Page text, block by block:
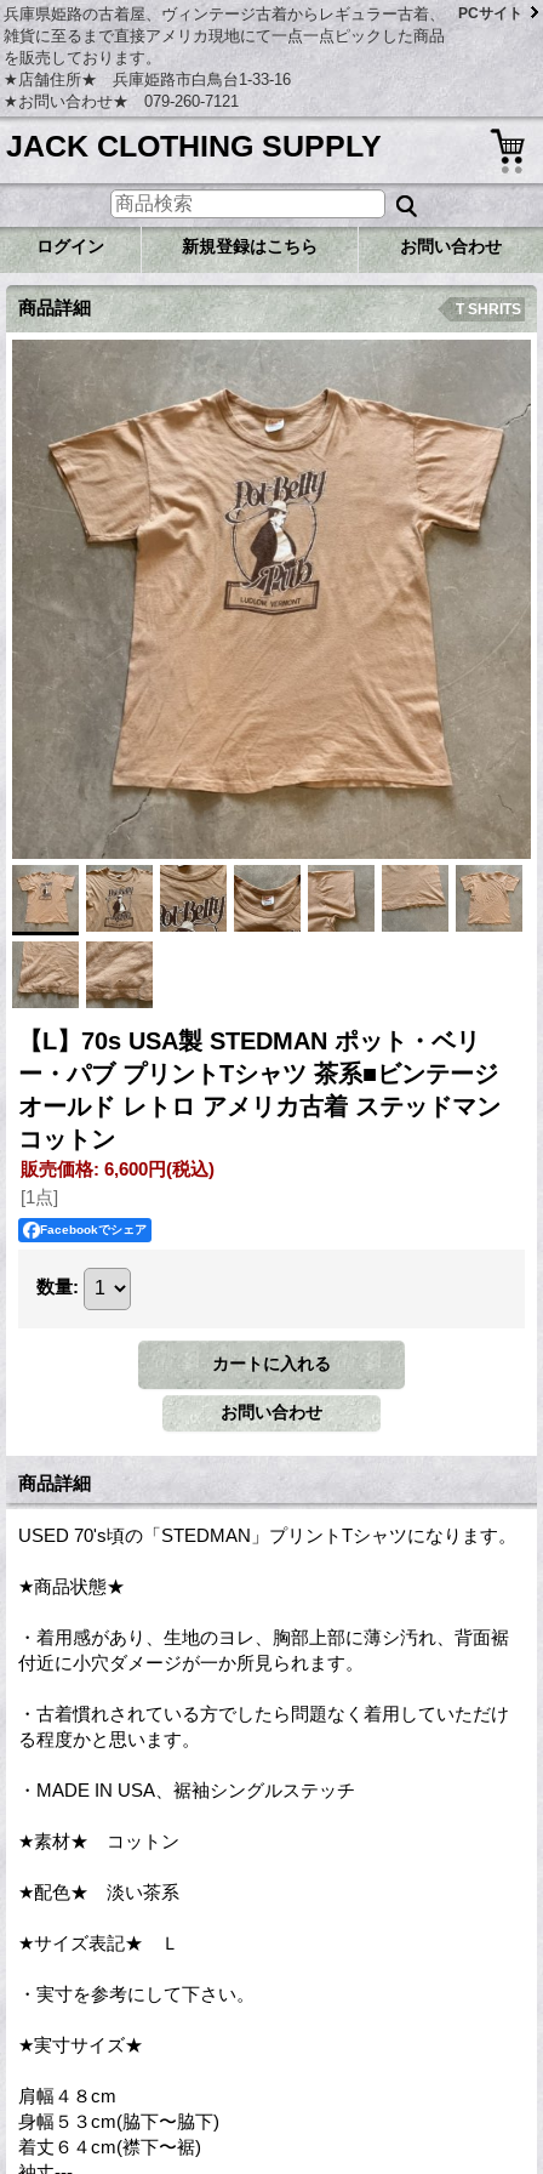
兵庫県姫路の古着屋、ヴィンテージ古着からレギュラー古着、
雑貨に至るまで直接アメリカ現地にて一点一点ピックした商品
を販売しております。
★店舗住所★ 兵庫姫路市白鳥台1-33-16
★お問い合わせ★ 079-260-7121
PCサイト
JACK CLOTHING SUPPLY
ログイン 新規登録はこちら お問い合わせ
商品詳細 T SHRITS
【L】70s USA製 STEDMAN ポット・ベリ
ー・パブ プリントTシャツ 茶系■ビンテージ
オールド レトロ アメリカ古着 ステッドマン
コットン
販売価格: 6,600円(税込)
[1点]
Facebookでシェア
数量:
商品詳細
USED 70's頃の「STEDMAN」プリントTシャツになります。
★商品状態★
・着用感があり、生地のヨレ、胸部上部に薄シ汚れ、背面裾
付近に小穴ダメージが一か所見られます。
・古着慣れされている方でしたら問題なく着用していただけ
る程度かと思います。
・MADE IN USA、裾袖シングルステッチ
★素材★ コットン
★配色★ 淡い茶系
★サイズ表記★ Ｌ
・実寸を参考にして下さい。
★実寸サイズ★
肩幅４８cm
身幅５３cm(脇下〜脇下)
着丈６４cm(襟下〜裾)